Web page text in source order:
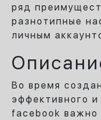
ряд
разнотипные
личным
Во время
эффективного
facebook важно